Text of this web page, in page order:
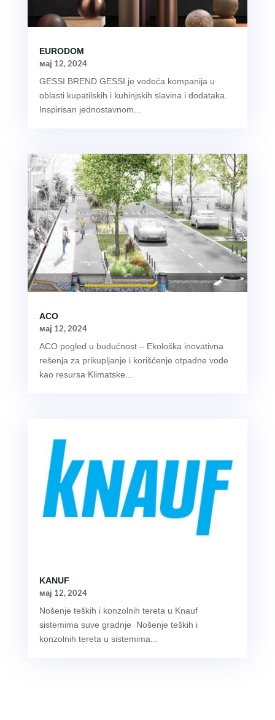
EURODOM
мај 12, 2024
GESSI BREND GESSI je vodeća kompanija u
oblasti kupatilskih i kuhinjskih slavina i dodataka.
Inspirisan jednostavnom...
ACO
мај 12, 2024
ACO pogled u budućnost – Ekološka inovativna
rešenja za prikupljanje i korišćenje otpadne vode
kao resursa Klimatske...
KANUF
мај 12, 2024
Nošenje teških i konzolnih tereta u Knauf
sistemima suve gradnje Nošenje teških i
konzolnih tereta u sistemima...